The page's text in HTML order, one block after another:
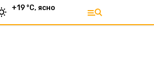
+19 °С, ясно